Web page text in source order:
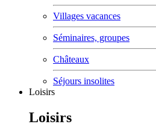
Villages vacances
Séminaires, groupes
Châteaux
Séjours insolites
Loisirs
Loisirs